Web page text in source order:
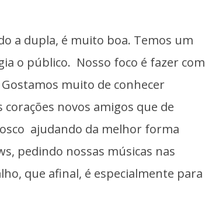
a dupla, é muito boa. Temos um
o público. Nosso foco é fazer com
muito de conhecer
novos amigos que de
ajudando da melhor forma
pedindo nossas músicas nas
que afinal, é especialmente para